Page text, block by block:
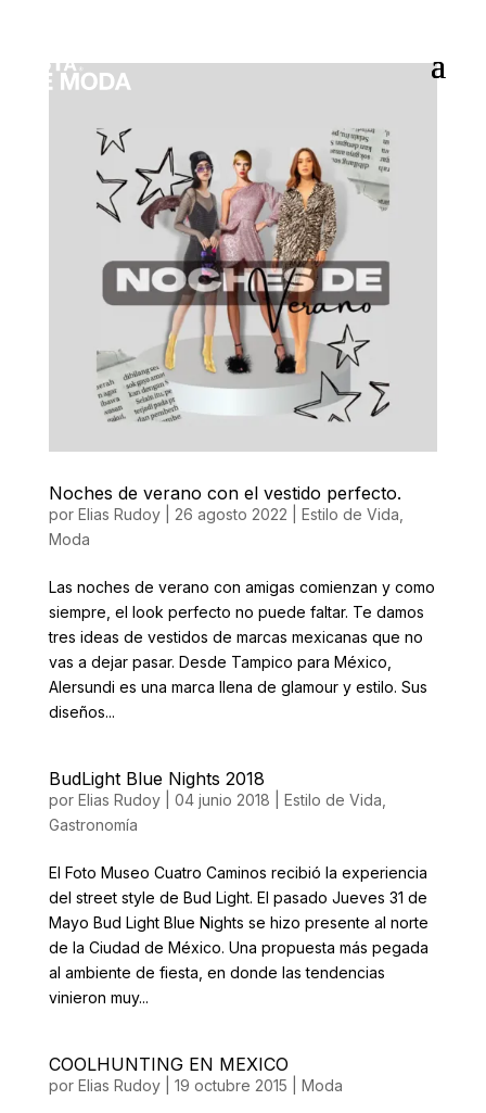
Noches de verano con el vestido perfecto.
por Elias Rudoy| 26 agosto 2022 Estilo de Vida
Moda
Las noches de verano con amigas comienzan y como
siempre, el look perfecto no puede faltar. Te damos
tres ideas de vestidos de marcas mexicanas que no
vas a dejar pasar. Desde Tampico para México,
Alersundi es una marca llena de glamour y estilo. Sus
diseños...
BudLight Blue Nights 2018
por Elias Rudoy| 04 junio 2018 Estilo de Vida
Gastronomía
El Foto Museo Cuatro Caminos recibió la experiencia
del street style de Bud Light. El pasado Jueves 31 de
Mayo Bud Light Blue Nights se hizo presente al norte
de la Ciudad de México. Una propuesta más pegada
al ambiente de fiesta, en donde las tendencias
vinieron muy...
COOLHUNTING EN MEXICO
por Elias Rudoy| 19 octubre 2015 Moda